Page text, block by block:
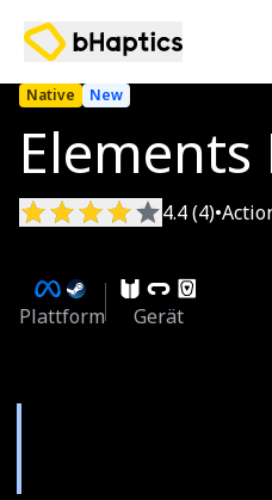
Native New
Elements
4.4 (4)•
Plattform Gerät